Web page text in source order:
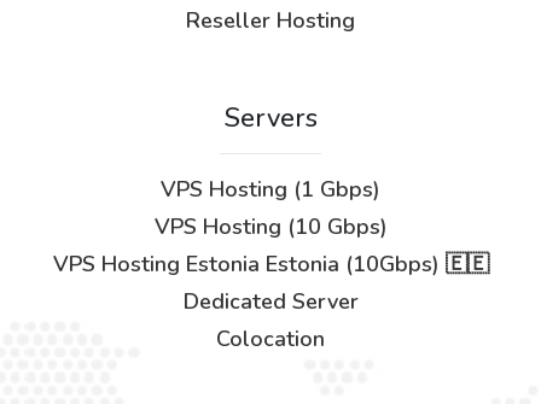
Reseller Hosting
Servers
VPS Hosting (1 Gbps)
VPS Hosting (10 Gbps)
VPS Hosting Estonia Estonia (10Gbps) 🇪🇪
Dedicated Server
Colocation